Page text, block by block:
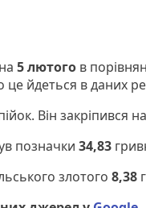
5 лютого в
це йдеться в даних
Він закріпився
позначки34,83
злотого8,38